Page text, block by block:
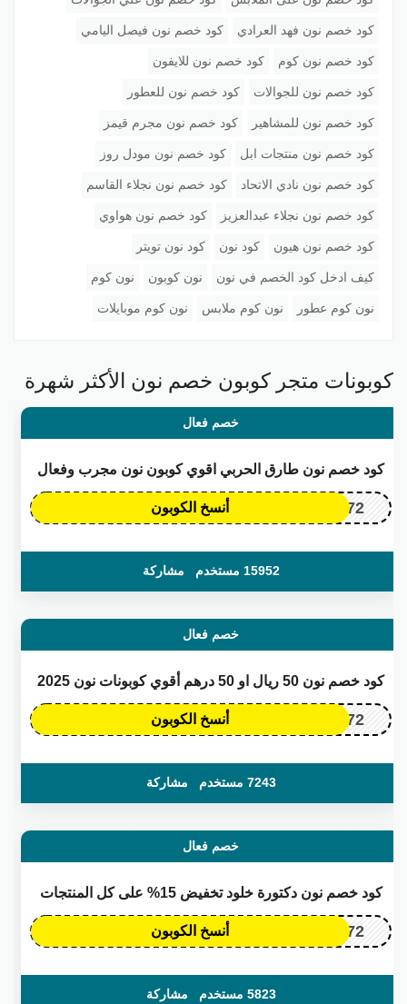
كود خصم نون فهد العرادي كود خصم نون فيصل اليامي
كود خصم نون كوم كود خصم نون للايفون
كود خصم نون للجوالات كود خصم نون للعطور
كود خصم نون للمشاهير كود خصم نون مجرم قيمز
كود خصم نون منتجات ابل كود خصم نون مودل روز
كود خصم نون نادي الاتحاد كود خصم نون نجلاء القاسم
كود خصم نون نجلاء عبدالعزيز كود خصم نون هواوي
كود خصم نون هيون كود نون كود نون تويتر
كيف ادخل كود الخصم في نون نون كوبون نون كوم
نون كوم عطور نون كوم ملابس نون كوم موبايلات
كوبونات متجر كوبون خصم نون الأكثر شهرة
خصم فعال
كود خصم نون طارق الحربي اقوي كوبون نون مجرب وفعال
OP172 أنسخ الكوبون
15952 مستخدم مشاركة
خصم فعال
كود خصم نون 50 ريال او 50 درهم أقوي كوبونات نون 2025
OP172 أنسخ الكوبون
7243 مستخدم مشاركة
خصم فعال
كود خصم نون دكتورة خلود تخفيض 15% على كل المنتجات
OP172 أنسخ الكوبون
5823 مستخدم مشاركة